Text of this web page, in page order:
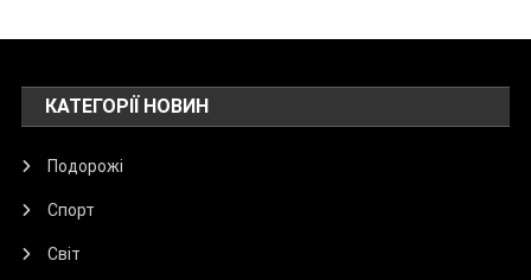
КАТЕГОРІЇ НОВИН
Подорожі
Спорт
Світ